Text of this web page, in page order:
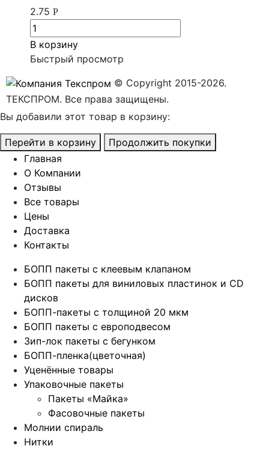
2.75 Р
В корзину
Быстрый просмотр
© Copyright 2015-2026.
ТЕКСПРОМ. Все права защищены.
Вы добавили этот товар в корзину:
Перейти в корзину
Продолжить покупки
Главная
О Компании
Отзывы
Все товары
Цены
Доставка
Контакты
БОПП пакеты с клеевым клапаном
БОПП пакеты для виниловых пластинок и CD
дисков
БОПП-пакеты с толщиной 20 мкм
БОПП пакеты с европодвесом
Зип-лок пакеты с бегунком
БОПП-пленка(цветочная)
Уценённые товары
Упаковочные пакеты
Пакеты «Майка»
Фасовочные пакеты
Молнии спираль
Нитки